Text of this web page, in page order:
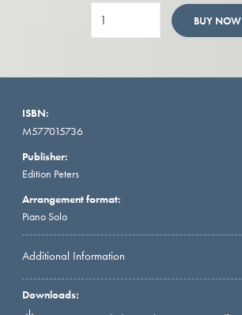
BUY NOW
ISBN:
M577015736
Publisher:
Edition Peters
Arrangement format:
Piano Solo
Additional Information
Downloads: